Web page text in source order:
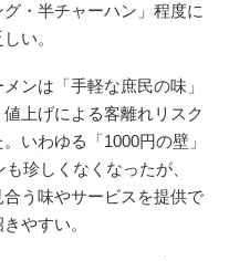
・半チャーハン」程度に
い。
メンは「手軽な庶民の味」
上げによる客離れリスク
いわゆる「1000円の壁」
珍しくなくなったが、
う味やサービスを提供で
やすい。